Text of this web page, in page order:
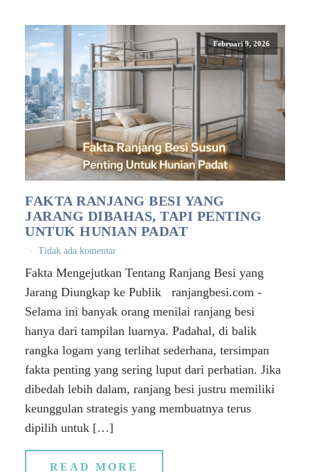
Februari 9, 2026
FAKTA RANJANG BESI YANG
JARANG DIBAHAS, TAPI PENTING
UNTUK HUNIAN PADAT
Tidak ada komentar
Fakta Mengejutkan Tentang Ranjang Besi yang
Jarang Diungkap ke Publik ranjangbesi.com -
Selama ini banyak orang menilai ranjang besi
hanya dari tampilan luarnya. Padahal, di balik
rangka logam yang terlihat sederhana, tersimpan
fakta penting yang sering luput dari perhatian. Jika
dibedah lebih dalam, ranjang besi justru memiliki
keunggulan strategis yang membuatnya terus
dipilih untuk […]
READ MORE